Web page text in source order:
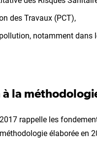
des Travaux (PCT),
notamment dans
la
rappelle les
élaborée en